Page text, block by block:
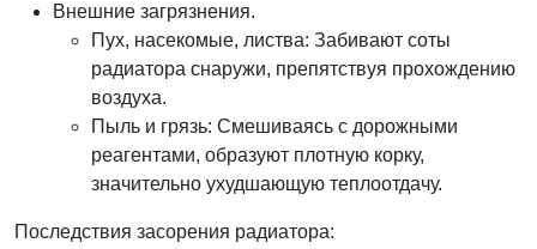
Внешние загрязнения.
Пух, насекомые, листва: Забивают соты
радиатора снаружи, препятствуя прохождению
воздуха.
Пыль и грязь: Смешиваясь с дорожными
реагентами, образуют плотную корку,
значительно ухудшающую теплоотдачу.
Последствия засорения радиатора: